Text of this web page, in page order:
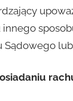
Sądowego